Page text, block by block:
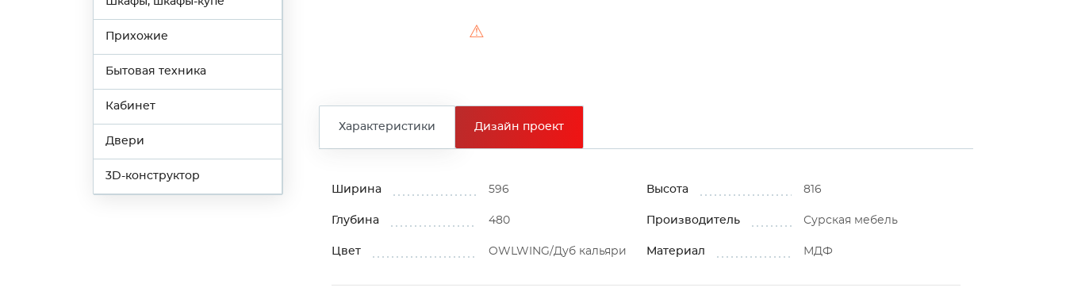
Прихожие
Бытовая техника
Кабинет
Двери
3D-конструктор
⚠
Характеристики Дизайн проект
Ширина 596 Высота 816
Глубина 480 Производитель Сурская мебель
Цвет OWLWING/Дуб кальяри Материал МДФ